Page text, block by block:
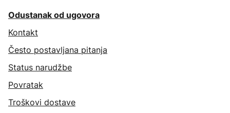
Odustanak od ugovora
Kontakt
Često postavljana pitanja
Status narudžbe
Povratak
Troškovi dostave